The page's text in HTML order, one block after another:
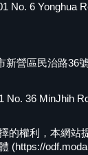
No. 6 Yonghua
市新營區民治
No. 36 MinJhih
的權利，本網站
(https://